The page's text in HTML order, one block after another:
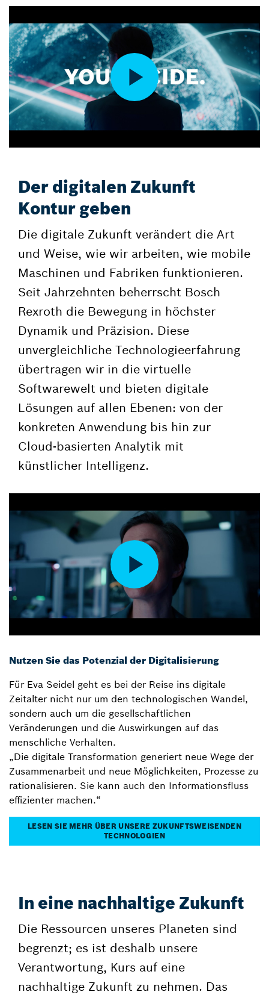
Der digitalen Zukunft
Kontur geben
Die digitale Zukunft verändert die Art
und Weise, wie wir arbeiten, wie mobile
Maschinen und Fabriken funktionieren.
Seit Jahrzehnten beherrscht Bosch
Rexroth die Bewegung in höchster
Dynamik und Präzision. Diese
unvergleichliche Technologieerfahrung
übertragen wir in die virtuelle
Softwarewelt und bieten digitale
Lösungen auf allen Ebenen: von der
konkreten Anwendung bis hin zur
Cloud-basierten Analytik mit
künstlicher Intelligenz.
Nutzen Sie das Potenzial der Digitalisierung
Für Eva Seidel geht es bei der Reise ins digitale
Zeitalter nicht nur um den technologischen Wandel,
sondern auch um die gesellschaftlichen
Veränderungen und die Auswirkungen auf das
menschliche Verhalten.
„Die digitale Transformation generiert neue Wege der
Zusammenarbeit und neue Möglichkeiten, Prozesse zu
rationalisieren. Sie kann auch den Informationsfluss
effizienter machen.“
LESEN SIE MEHR ÜBER UNSERE ZUKUNFTSWEISENDEN
TECHNOLOGIEN
In eine nachhaltige Zukunft
Die Ressourcen unseres Planeten sind
begrenzt; es ist deshalb unsere
Verantwortung, Kurs auf eine
nachhaltige Zukunft zu nehmen. Das